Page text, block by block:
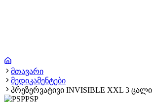
მთავარი
მედიკამენტები
პრეზერვატივი INVISIBLE XXL 3
PSP